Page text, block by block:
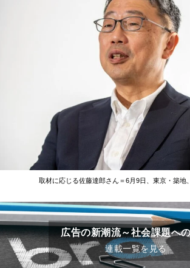
取材に応じる佐藤達郎さん＝6月9日、東京・築地
広告の新潮流～社会課題へ
連載一覧を見る